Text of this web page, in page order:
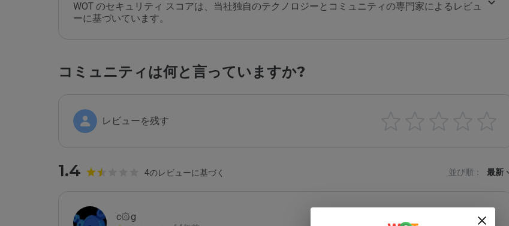
WOT のセキュリティ スコアは、当社独自のテクノロジーとコミュニティの専門家によるレビュ
ーに基づいています。
コミュニティは何と言っていますか?
レビューを残す
1.4 4のレビューに基づく 並び順： 最新
c۞g